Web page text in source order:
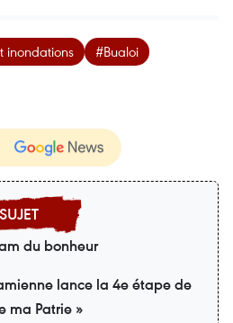
inondations #Bualoi
du bonheur
lance la 4e étape de
ma Patrie »